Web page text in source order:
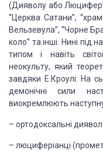
(Дияволу або
“Церква Сатани”,
Вельзевула”, “Чорне
коло” та інші. Нині під
типом і навіть
неокульту, який
завдяки Е.Кроулі. На
демонічні сили
виокремлюють
– ортодоксальні
– люциферіанці